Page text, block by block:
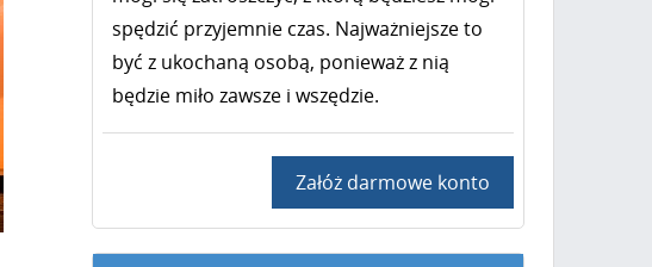
spędzić przyjemnie czas. Najważniejsze to
być z ukochaną osobą, ponieważ z nią
będzie miło zawsze i wszędzie.
Załóż darmowe konto